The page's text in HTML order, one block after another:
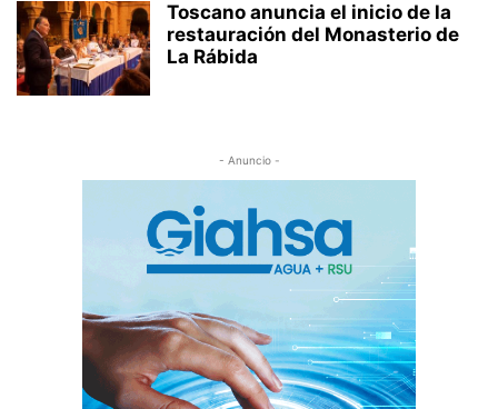
Toscano anuncia el inicio de la
restauración del Monasterio de
La Rábida
- Anuncio -